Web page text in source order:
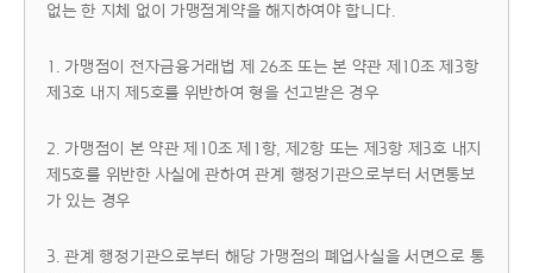
없는 한 지체 없이 가맹점계약을 해지하여야 합니다.
1. 가맹점이 전자금융거래법 제 26조 또는 본 약관 제10조 제3항
제3호 내지 제5호를 위반하여 형을 선고받은 경우
2. 가맹점이 본 약관 제10조 제1항, 제2항 또는 제3항 제3호 내지
제5호를 위반한 사실에 관하여 관계 행정기관으로부터 서면통보
가 있는 경우
3. 관계 행정기관으로부터 해당 가맹점의 폐업사실을 서면으로 통